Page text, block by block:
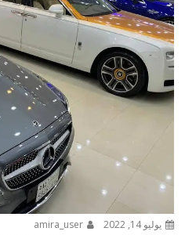
يوليو 14, 2022 amira_user